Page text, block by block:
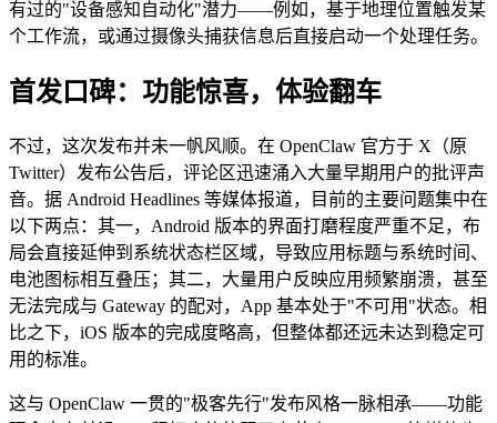
有过的"设备感知自动化"潜力——例如，基于地理位置触发某
个工作流，或通过摄像头捕获信息后直接启动一个处理任务。
首发口碑：功能惊喜，体验翻车
不过，这次发布并未一帆风顺。在 OpenClaw 官方于 X（原
Twitter）发布公告后，评论区迅速涌入大量早期用户的批评声
音。据 Android Headlines 等媒体报道，目前的主要问题集中在
以下两点：其一，Android 版本的界面打磨程度严重不足，布
局会直接延伸到系统状态栏区域，导致应用标题与系统时间、
电池图标相互叠压；其二，大量用户反映应用频繁崩溃，甚至
无法完成与 Gateway 的配对，App 基本处于"不可用"状态。相
比之下，iOS 版本的完成度略高，但整体都还远未达到稳定可
用的标准。
这与 OpenClaw 一贯的"极客先行"发布风格一脉相承——功能